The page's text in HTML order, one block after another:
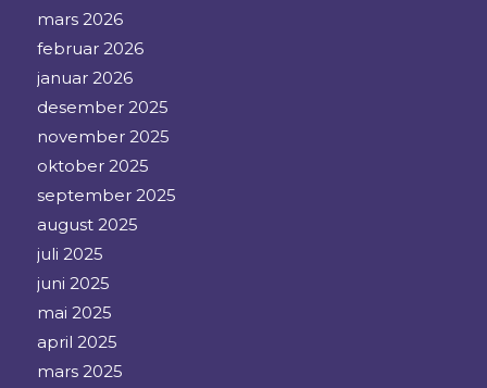
mars 2026
februar 2026
januar 2026
desember 2025
november 2025
oktober 2025
september 2025
august 2025
juli 2025
juni 2025
mai 2025
april 2025
mars 2025